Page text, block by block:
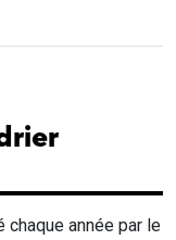
chaque année par le